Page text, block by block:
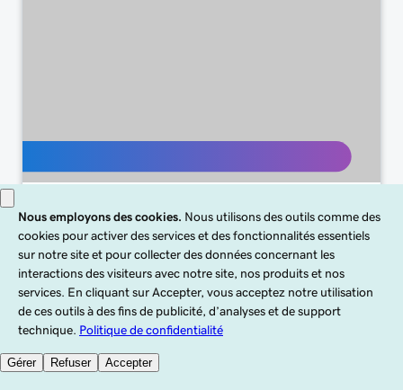
Airo ™ pour WordPress
Découvrez comment utiliser Airo ™ pour
WordPress pour créer, personnaliser et
mettre à jour votre site WordPress par chat.
De la création de votre site à l’ajout d’une
boutique en passant par les modifications
instantanées, Airo ™ vous aide à en faire plus
en moins de temps.